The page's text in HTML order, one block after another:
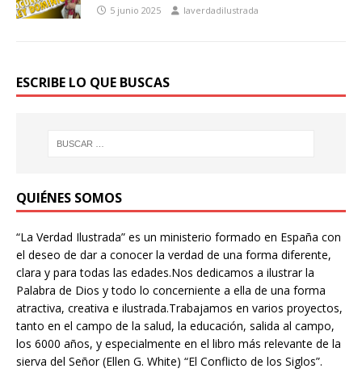
5 junio 2025 laverdadilustrada
ESCRIBE LO QUE BUSCAS
QUIÉNES SOMOS
“La Verdad Ilustrada” es un ministerio formado en España con
el deseo de dar a conocer la verdad de una forma diferente,
clara y para todas las edades.Nos dedicamos a ilustrar la
Palabra de Dios y todo lo concerniente a ella de una forma
atractiva, creativa e ilustrada.Trabajamos en varios proyectos,
tanto en el campo de la salud, la educación, salida al campo,
los 6000 años, y especialmente en el libro más relevante de la
sierva del Señor (Ellen G. White) “El Conflicto de los Siglos”.